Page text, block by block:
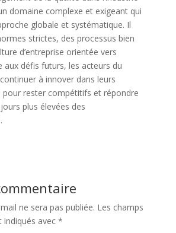
domaine complexe et exigeant qui
globale et systématique. Il
strictes, des processus bien
d’entreprise orientée vers
aux défis futurs, les acteurs du
à innover dans leurs
pour rester compétitifs et répondre
plus élevées des
ne sera pas publiée. Les champs
avec *